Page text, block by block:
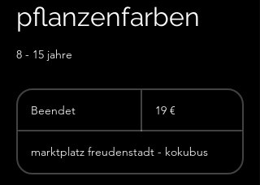
pflanzenfarben
8 - 15 jahre
Beendet
n
d
19 €
marktplatz freudenstadt - kokubus